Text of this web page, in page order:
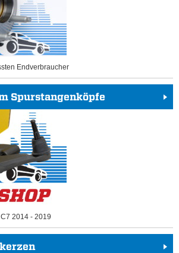
Endverbraucher
Spurstangenköpfe
2014 - 2019